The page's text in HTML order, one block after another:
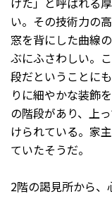
い。その技術力の
窓を背にした曲線
ぶにふさわしい。
段だということに
りに細やかな装飾
の階段があり、上
けられている。家
ていたそうだ。
2階の謁見所から、